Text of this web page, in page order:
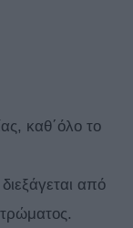
καθ΄όλο το
από